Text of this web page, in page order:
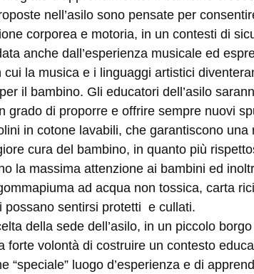
nell’asilo sono pensate per
corporea e motoria, in un contesti di
anche dall’esperienza musicale ed
cui la musica e i linguaggi artistici
il bambino. Gli educatori dell’asilo
grado di proporre e offrire sempre nuovi
in cotone lavabili, che garantiscono una
cura del bambino, in quanto più
la massima attenzione ai bambini ed
ad acqua non tossica, carta
possano sentirsi protetti e cullati.
della sede dell’asilo, in un piccolo
volontà di costruire un contesto
“speciale” luogo d’esperienza e di